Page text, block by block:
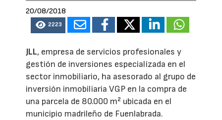
20/08/2018
2223
JLL, empresa de servicios profesionales y
gestión de inversiones especializada en el
sector inmobiliario, ha asesorado al grupo de
inversión inmobiliaria VGP en la compra de
una parcela de 80.000 m² ubicada en el
municipio madrileño de Fuenlabrada.